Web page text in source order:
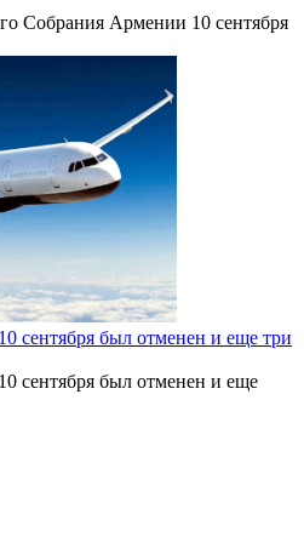
Собрания Армении 10 сентября
сентября был отменен и еще три
сентября был отменен и еще